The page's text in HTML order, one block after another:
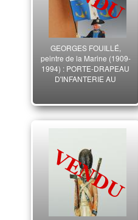
GEORGES FOUILLÉ,
peintre de la Marine (1909-
1994) : PORTE-DRAPEAU
D'INFANTERIE AU
MALO, XXème siècle.
33370-1